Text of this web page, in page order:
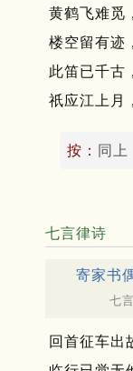
黄鹤飞难觅
楼空留有迹
此笛已千古
祇应江上月
按： 同上
七言律诗
寄家书
七
回首征车出